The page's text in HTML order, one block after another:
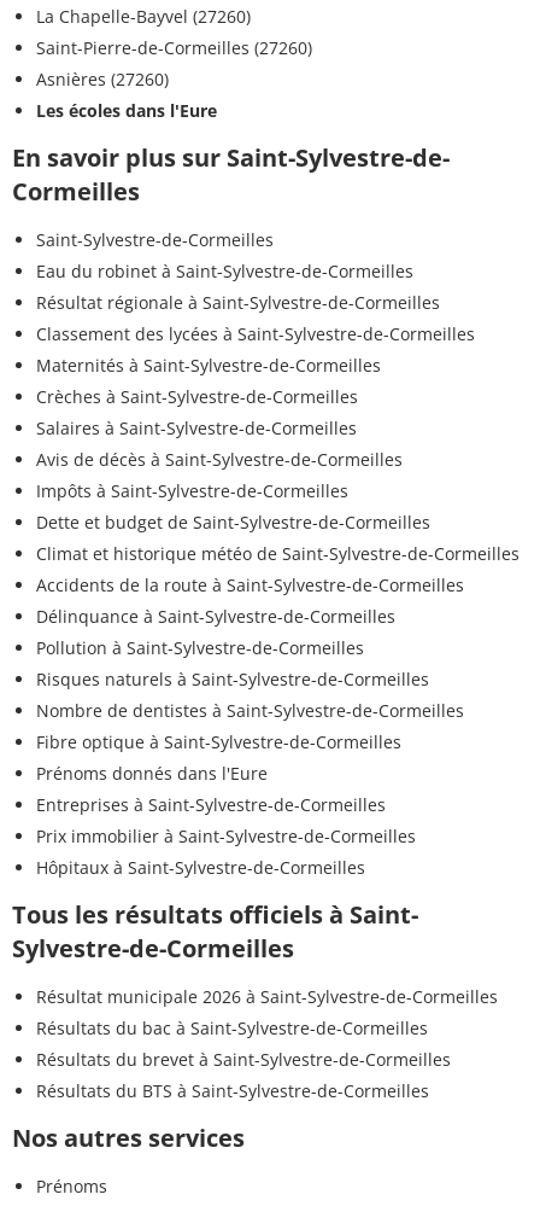
La Chapelle-Bayvel (27260)
Saint-Pierre-de-Cormeilles (27260)
Asnières (27260)
Les écoles dans l'Eure
En savoir plus sur Saint-Sylvestre-de-
Cormeilles
Saint-Sylvestre-de-Cormeilles
Eau du robinet à Saint-Sylvestre-de-Cormeilles
Résultat régionale à Saint-Sylvestre-de-Cormeilles
Classement des lycées à Saint-Sylvestre-de-Cormeilles
Maternités à Saint-Sylvestre-de-Cormeilles
Crèches à Saint-Sylvestre-de-Cormeilles
Salaires à Saint-Sylvestre-de-Cormeilles
Avis de décès à Saint-Sylvestre-de-Cormeilles
Impôts à Saint-Sylvestre-de-Cormeilles
Dette et budget de Saint-Sylvestre-de-Cormeilles
Climat et historique météo de Saint-Sylvestre-de-Cormeilles
Accidents de la route à Saint-Sylvestre-de-Cormeilles
Délinquance à Saint-Sylvestre-de-Cormeilles
Pollution à Saint-Sylvestre-de-Cormeilles
Risques naturels à Saint-Sylvestre-de-Cormeilles
Nombre de dentistes à Saint-Sylvestre-de-Cormeilles
Fibre optique à Saint-Sylvestre-de-Cormeilles
Prénoms donnés dans l'Eure
Entreprises à Saint-Sylvestre-de-Cormeilles
Prix immobilier à Saint-Sylvestre-de-Cormeilles
Hôpitaux à Saint-Sylvestre-de-Cormeilles
Tous les résultats officiels à Saint-
Sylvestre-de-Cormeilles
Résultat municipale 2026 à Saint-Sylvestre-de-Cormeilles
Résultats du bac à Saint-Sylvestre-de-Cormeilles
Résultats du brevet à Saint-Sylvestre-de-Cormeilles
Résultats du BTS à Saint-Sylvestre-de-Cormeilles
Nos autres services
Prénoms